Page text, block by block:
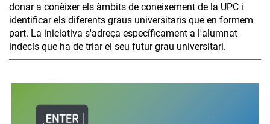
donar a conèixer els àmbits de coneixement de la UPC i
identificar els diferents graus universitaris que en formem
part. La iniciativa s'adreça específicament a l'alumnat
indecís que ha de triar el seu futur grau universitari.